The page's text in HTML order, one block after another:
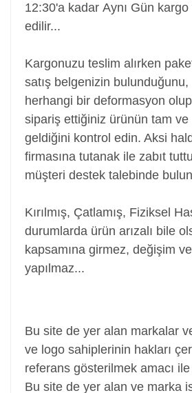
12:30'a kadar Aynı Gün kargo
edilir...
Kargonuzu teslim alırken
satış belgenizin
herhangi bir deformasyon olup
sipariş ettiğiniz ürünün tam ve
geldiğini kontrol edin. Aksi
firmasına tutanak ile zabıt
müşteri destek talebinde
Kırılmış, Çatlamış, Fiziksel
durumlarda ürün arızalı bile
kapsamına girmez, değişim
yapılmaz...
Bu site de yer alan markalar
ve logo sahiplerinin hakları
referans gösterilmek amacı ile
Bu site de yer alan ve marka